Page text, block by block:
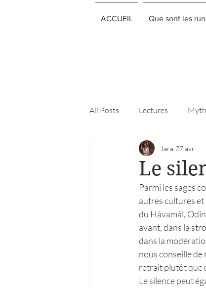
ACCUEIL Que sont les
All Posts Lectures
Le
Jara 27 avr.
Parmi les sages
autres cultures et
du Hávamál,
avant, dans la
dans la
nous conseille
retrait plutôt que
Le silence peut